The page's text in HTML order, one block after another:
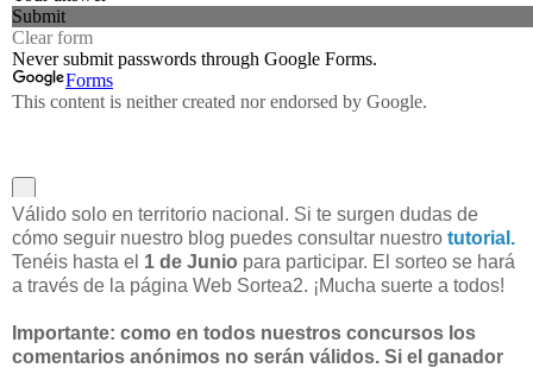
Válido solo en territorio nacional. Si te surgen dudas de
cómo seguir nuestro blog puedes consultar nuestro tutorial.
Tenéis hasta el 1 de Junio para participar. El sorteo se hará
a través de la página Web Sortea2. ¡Mucha suerte a todos!
Importante: como en todos nuestros concursos los
comentarios anónimos no serán válidos. Si el ganador